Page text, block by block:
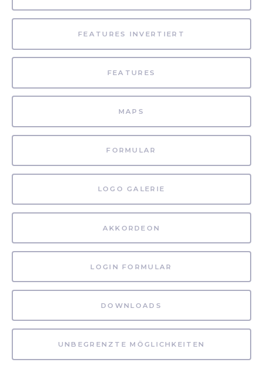
FEATURES INVERTIERT
FEATURES
MAPS
FORMULAR
LOGO GALERIE
AKKORDEON
LOGIN FORMULAR
DOWNLOADS
UNBEGRENZTE MÖGLICHKEITEN